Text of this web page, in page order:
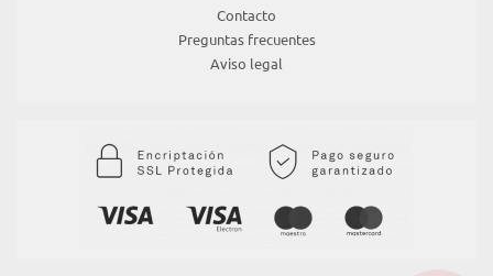
Contacto
Preguntas frecuentes
Aviso legal